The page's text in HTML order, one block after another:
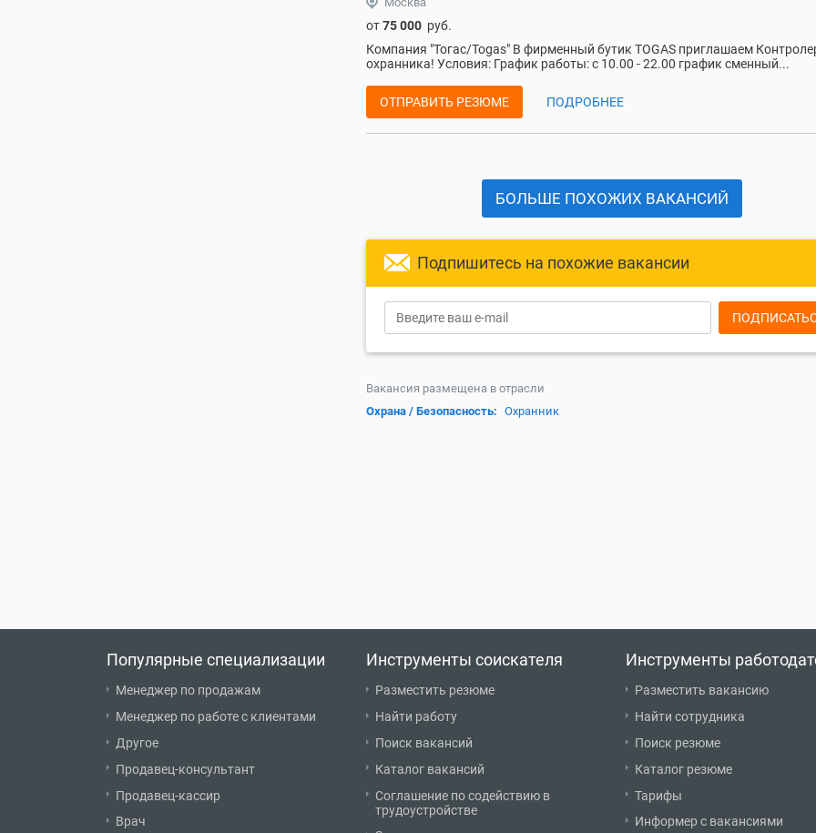
от75 000 руб.
Компания "Тогас/Togas" В фирменный бутик TOGAS приглашаем
охранника! Условия: График работы: с 10.00 - 22.00 график сменный...
ОТПРАВИТЬ РЕЗЮМЕ ПОДРОБНЕЕ
БОЛЬШЕ ПОХОЖИХ ВАКАНСИЙ
Подпишитесь на похожие вакансии
Вакансия размещена в отрасли
Охрана / Безопасность: Охранник
Популярные специализации
Менеджер по продажам
Менеджер по работе с клиентами
Другое
Продавец-консультант
Продавец-кассир
Врач
Инструменты соискателя
Разместить резюме
Найти работу
Поиск вакансий
Каталог вакансий
Соглашение по содействию в
трудоустройстве
Инструменты
Разместить вакансию
Найти сотрудника
Поиск резюме
Каталог резюме
Тарифы
Информер с вакансиями